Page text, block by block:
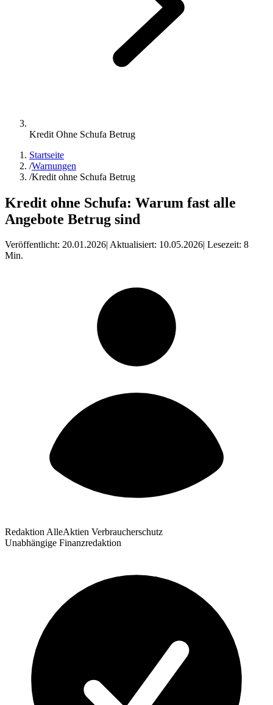
Kredit Ohne Schufa Betrug
Startseite
/Warnungen
/Kredit ohne Schufa Betrug
Kredit ohne Schufa: Warum fast alle
Angebote Betrug sind
Veröffentlicht: 20.01.2026 | Aktualisiert: 10.05.2026 | Lesezeit: 8
Min.
Redaktion AlleAktien Verbraucherschutz
Unabhängige Finanzredaktion